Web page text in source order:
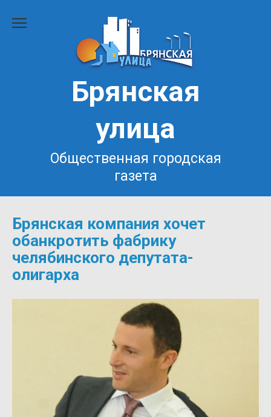
Брянская
улица
Общественная городская
газета
Брянская компания хочет
обанкротить фабрику
челябинского депутата-
олигарха